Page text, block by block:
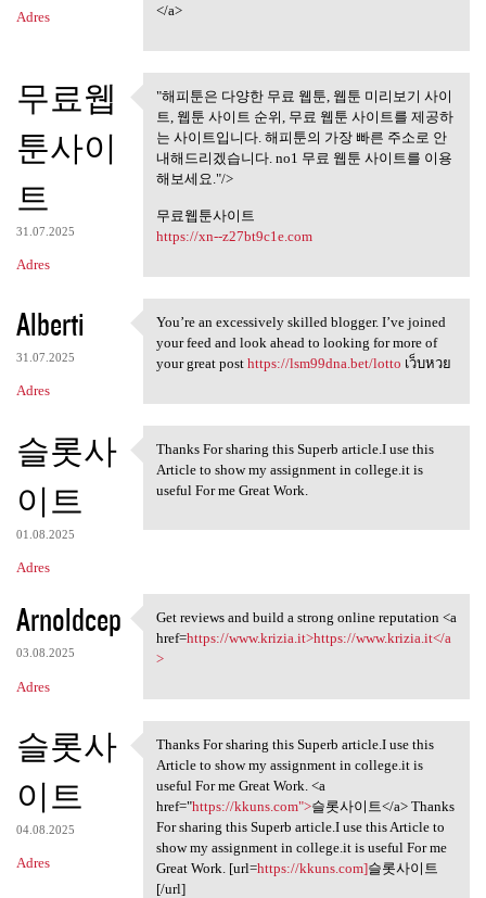
Adres
</a>
무료웹
툰사이
트
31.07.2025
Adres
"해피툰은 다양한 무료 웹툰, 웹툰
미리보기 사이트,
"해피툰은 다양한 무료 웹툰, 웹툰 미리보기 사이
트, 웹툰 사이트 순위, 무료 웹툰 사이트를 제공하
는 사이트입니다. 해피툰의 가장 빠른 주소로 안
내해드리겠습니다. no1 무료 웹툰 사이트를 이용
해보세요."/>
무료웹툰사이트
https://xn--z27bt9c1e.com
Alberti
31.07.2025
Adres
You’re an excessively skilled
You’re an excessively skilled blogger. I’ve joined
your feed and look ahead to looking for more of
your great post https://lsm99dna.bet/lotto เว็บหวย
슬롯사
이트
01.08.2025
Adres
Thanks For sharing this
Thanks For sharing this Superb article.I use this
Article to show my assignment in college.it is
useful For me Great Work.
Arnoldcep
03.08.2025
Adres
Get reviews and build a
Get reviews and build a strong online reputation <a
href=https://www.krizia.it>https://www.krizia.it</a
>
슬롯사
이트
04.08.2025
Adres
Thanks For sharing this
Thanks For sharing this Superb article.I use this
Article to show my assignment in college.it is
useful For me Great Work. <a
href="https://kkuns.com">슬롯사이트</a> Thanks
For sharing this Superb article.I use this Article to
show my assignment in college.it is useful For me
Great Work. [url=https://kkuns.com]슬롯사이트
[/url]